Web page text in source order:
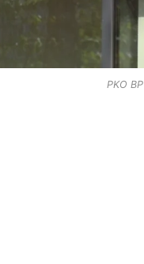
PKO BP